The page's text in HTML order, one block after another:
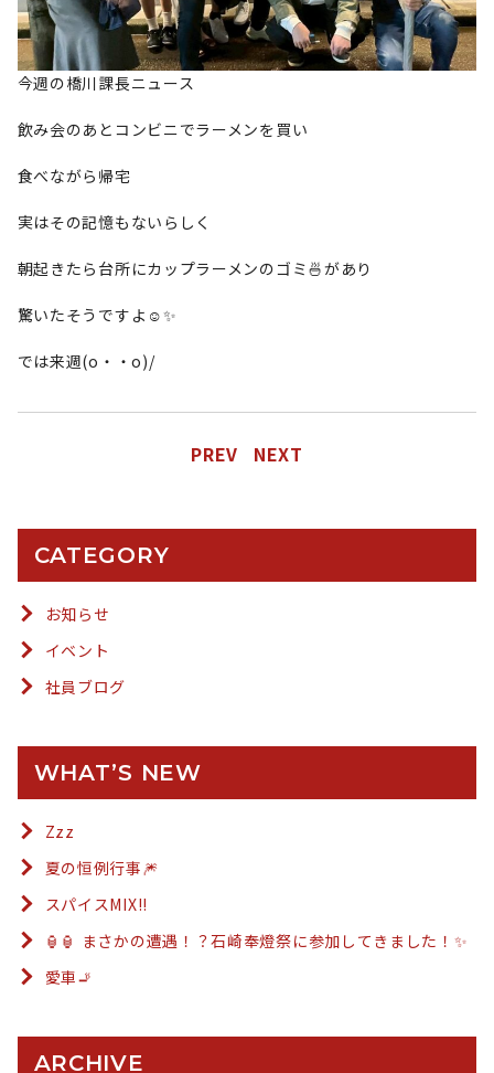
今週の橋川課長ニュース
飲み会のあとコンビニでラーメンを買い
食べながら帰宅
実はその記憶もないらしく
朝起きたら台所にカップラーメンのゴミ🍜があり
驚いたそうですよ☺️✨️
では来週(o・・o)/
PREV NEXT
CATEGORY
お知らせ
イベント
社員ブログ
WHAT’S NEW
Zzz
夏の恒例行事🎆
スパイスMIX!!
🏮🏮 まさかの遭遇！？石崎奉燈祭に参加してきました！✨
愛車🚬
ARCHIVE